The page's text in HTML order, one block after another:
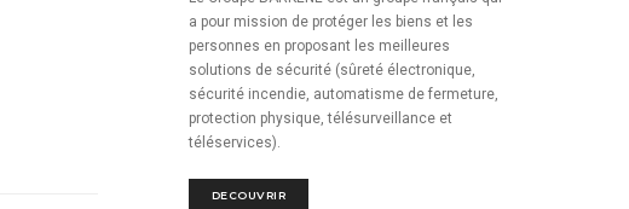
a pour mission de protéger les biens et les
personnes en proposant les meilleures
solutions de sécurité (sûreté électronique,
sécurité incendie, automatisme de fermeture,
protection physique, télésurveillance et
téléservices).
DECOUVRIR